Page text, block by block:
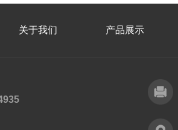
关于我们 产品展示